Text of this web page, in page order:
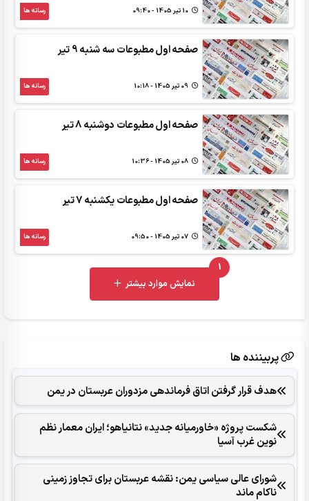
رسانه ها
صفحه اول مطبوعات سه شنبه 9 تیر
رسانه ها
صفحه اول مطبوعات دوشنبه 8 تیر
رسانه ها
صفحه اول مطبوعات یکشنبه 7 تیر
رسانه ها
1
UNREAD MESSAGES
نمایش موارد بیشتر
پربیننده ها
هدف قرار گرفتن اتاق‌ فرماندهی مزدوران عربستان در یمن
شکست پروژه «خاورمیانه جدید» نتانیاهو؛ ایران معمار نظم
نوین غرب آسیا
شورای عالی سیاسی یمن: نقشه عربستان برای تجاوز زمینی
ناکام ماند